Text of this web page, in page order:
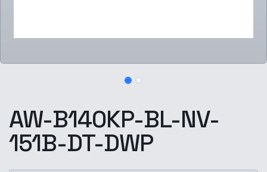
AW-B140KP-BL-NV-
151B-DT-DWP